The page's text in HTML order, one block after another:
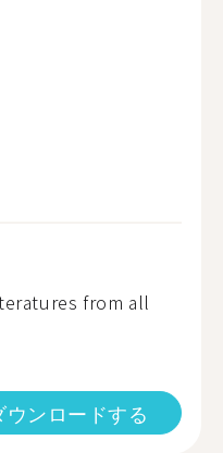
from all
ンロードする